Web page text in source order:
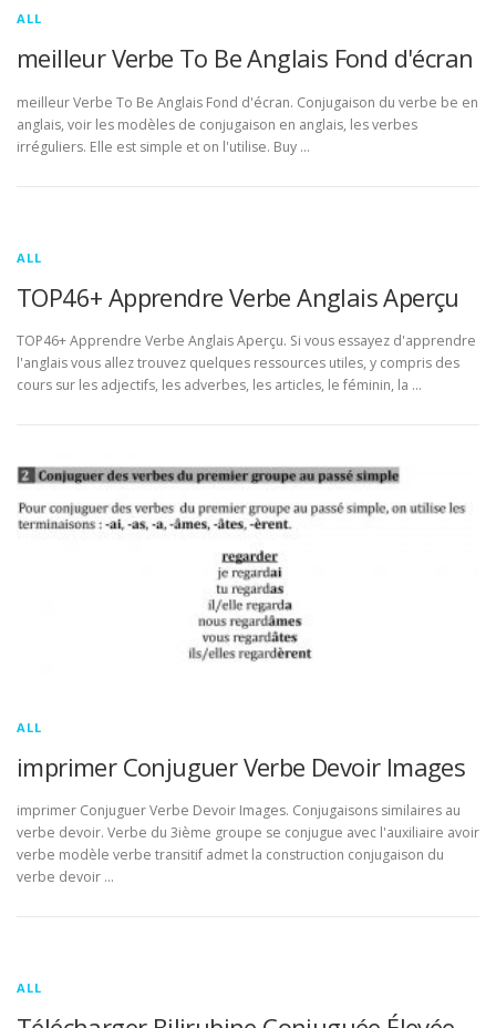
ALL
meilleur Verbe To Be Anglais Fond d'écran
meilleur Verbe To Be Anglais Fond d'écran. Conjugaison du verbe be en
anglais, voir les modèles de conjugaison en anglais, les verbes
irréguliers. Elle est simple et on l'utilise. Buy …
ALL
TOP46+ Apprendre Verbe Anglais Aperçu
TOP46+ Apprendre Verbe Anglais Aperçu. Si vous essayez d'apprendre
l'anglais vous allez trouvez quelques ressources utiles, y compris des
cours sur les adjectifs, les adverbes, les articles, le féminin, la …
ALL
imprimer Conjuguer Verbe Devoir Images
imprimer Conjuguer Verbe Devoir Images. Conjugaisons similaires au
verbe devoir. Verbe du 3ième groupe se conjugue avec l'auxiliaire avoir
verbe modèle verbe transitif admet la construction conjugaison du
verbe devoir …
ALL